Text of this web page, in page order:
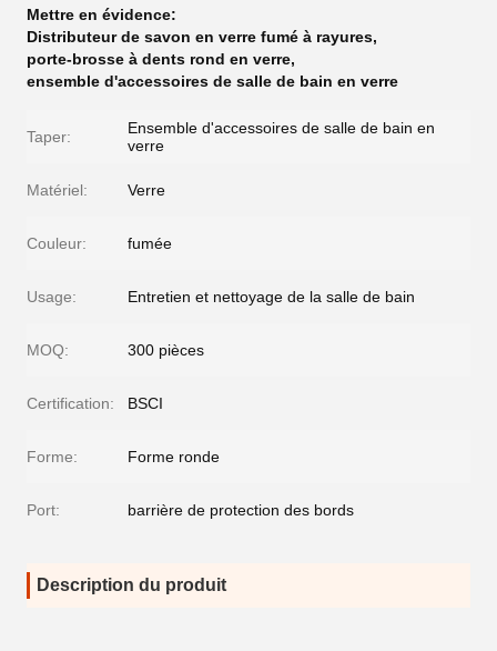
Mettre en évidence:
Distributeur de savon en verre fumé à rayures,
porte-brosse à dents rond en verre,
ensemble d'accessoires de salle de bain en verre
Taper:
Ensemble d'accessoires de salle de bain en
verre
Matériel: Verre
Couleur: fumée
Usage: Entretien et nettoyage de la salle de bain
MOQ: 300 pièces
Certification: BSCI
Forme: Forme ronde
Port: barrière de protection des bords
Description du produit